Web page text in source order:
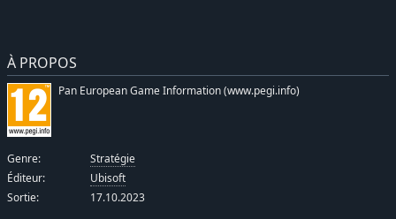
À PROPOS
Pan European Game Information (www.pegi.info)
Genre:
Stratégie
Éditeur:
Ubisoft
Sortie:
17.10.2023